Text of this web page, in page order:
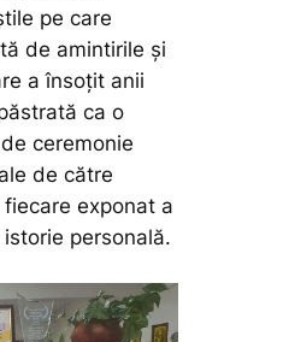
pe care
de amintirile și
a însoțit anii
ca o
ceremonie
de către
exponat a
personală.